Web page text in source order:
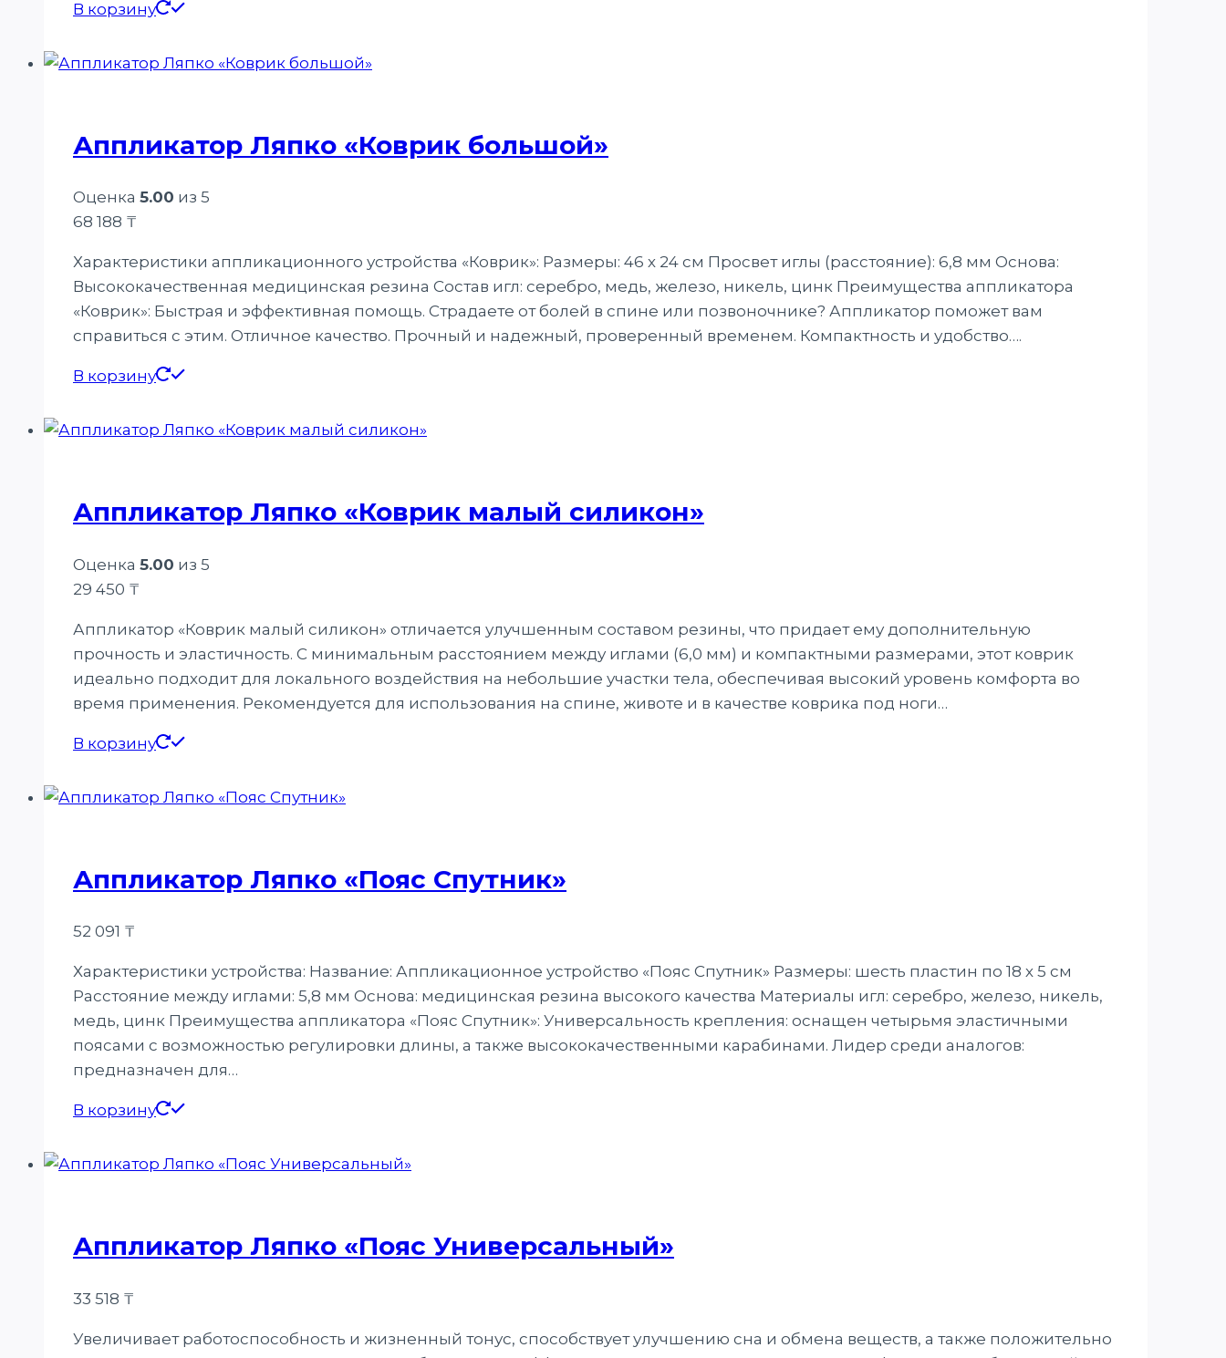
В корзину
Аппликатор Ляпко «Коврик большой»
Оценка 5.00 из 5
68 188 ₸
Характеристики аппликационного устройства «Коврик»: Размеры: 46 х 24 см Просвет иглы (расстояние): 6,8 мм Основа:
Высококачественная медицинская резина Состав игл: серебро, медь, железо, никель, цинк Преимущества аппликатора
«Коврик»: Быстрая и эффективная помощь. Страдаете от болей в спине или позвоночнике? Аппликатор поможет вам
справиться с этим. Отличное качество. Прочный и надежный, проверенный временем. Компактность и удобство….
В корзину
Аппликатор Ляпко «Коврик малый силикон»
Оценка 5.00 из 5
29 450 ₸
Аппликатор «Коврик малый силикон» отличается улучшенным составом резины, что придает ему дополнительную
прочность и эластичность. С минимальным расстоянием между иглами (6,0 мм) и компактными размерами, этот коврик
идеально подходит для локального воздействия на небольшие участки тела, обеспечивая высокий уровень комфорта во
время применения. Рекомендуется для использования на спине, животе и в качестве коврика под ноги…
В корзину
Аппликатор Ляпко «Пояс Спутник»
52 091 ₸
Характеристики устройства: Название: Аппликационное устройство «Пояс Спутник» Размеры: шесть пластин по 18 х 5 см
Расстояние между иглами: 5,8 мм Основа: медицинская резина высокого качества Материалы игл: серебро, железо, никель,
медь, цинк Преимущества аппликатора «Пояс Спутник»: Универсальность крепления: оснащен четырьмя эластичными
поясами с возможностью регулировки длины, а также высококачественными карабинами. Лидер среди аналогов:
предназначен для…
В корзину
Аппликатор Ляпко «Пояс Универсальный»
33 518 ₸
Увеличивает работоспособность и жизненный тонус, способствует улучшению сна и обмена веществ, а также положительно